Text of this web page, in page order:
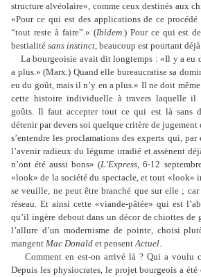
structure alvéolaire», comme ceux destinés aux
«Pour ce qui est des applications de ce
“tout reste à faire”.» (Ibidem.) Pour ce qui est
bestialité sans instinct, beaucoup est pourtant
La bourgeoisie avait dit longtemps : «Il y a eu
a plus.» (Marx.) Quand elle bureaucratise sa
eu du goût, mais il n’y en a plus.» Il ne doit
cette histoire individuelle à travers laquelle il
goûts. Il faut accepter tout ce qui est là sans
détenir par devers soi quelque critère de
s’entendre les proclamations des experts qui, par
l’avenir radieux du légume irradié et assènent
n’ont été aussi bons» (L’Express, 6-12
«look» de la société du spectacle, et tout «look»
se veuille, ne peut être branché que sur elle ; car
réseau. Et ainsi cette «viande-pâtée» qui est l’
qu’il ingère debout dans un décor de chiottes de
l’allure d’un modernisme de pointe, choisi
mangent Mac Donald et pensentActuel.
Comment en est-on arrivé là ? Qui a voulu
Depuis les physiocrates, le projet bourgeois a